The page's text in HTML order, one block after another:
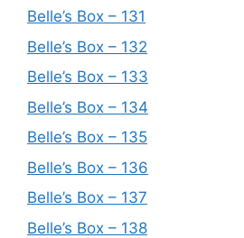
Belle’s Box – 131
Belle’s Box – 132
Belle’s Box – 133
Belle’s Box – 134
Belle’s Box – 135
Belle’s Box – 136
Belle’s Box – 137
Belle’s Box – 138